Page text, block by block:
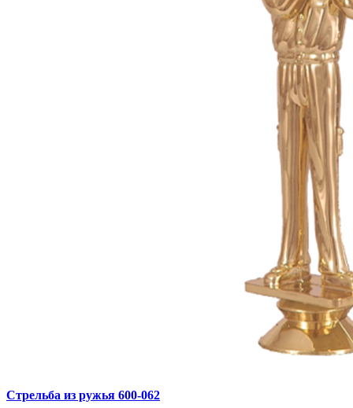
Стрельба из ружья 600‑062